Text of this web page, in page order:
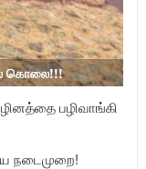
கொலை!!!
பழிவாங்கி
நடைமுறை!